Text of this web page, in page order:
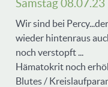
Samstag
Wir sind bei
wieder hintenraus
noch verstopft ...
Hämatokrit noch
Blutes /